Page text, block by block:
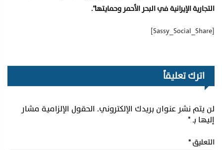
التجارية الإيرانية في البحر الأحمر وحمايتها“.
[Sassy_Social_Share]
اترك تعليقاً
لن يتم نشر عنوان بريدك الإلكتروني. الحقول الإلزامية مشار
إليها بـ*
التعليق*